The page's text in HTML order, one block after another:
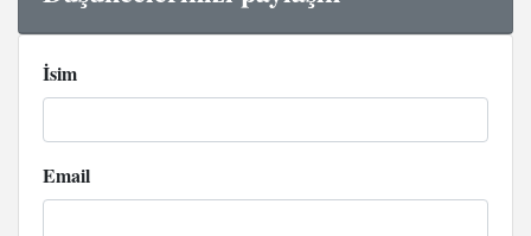
İsim
Email